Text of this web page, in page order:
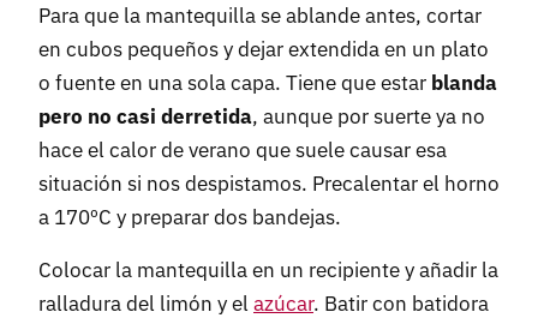
Para que la mantequilla se ablande antes, cortar
en cubos pequeños y dejar extendida en un plato
o fuente en una sola capa. Tiene que estar blanda
pero no casi derretida, aunque por suerte ya no
hace el calor de verano que suele causar esa
situación si nos despistamos. Precalentar el horno
a 170ºC y preparar dos bandejas.
Colocar la mantequilla en un recipiente y añadir la
ralladura del limón y el azúcar. Batir con batidora